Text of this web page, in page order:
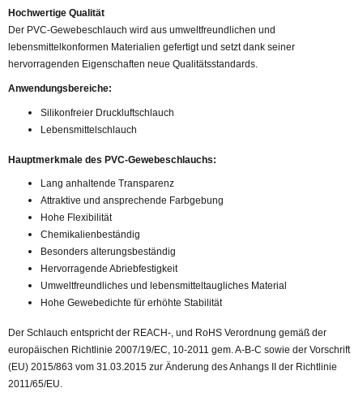
Hochwertige Qualität
Der PVC-Gewebeschlauch wird aus umweltfreundlichen und
lebensmittelkonformen Materialien gefertigt und setzt dank seiner
hervorragenden Eigenschaften neue Qualitätsstandards.
Anwendungsbereiche:
Silikonfreier Druckluftschlauch
Lebensmittelschlauch
Hauptmerkmale des PVC-Gewebeschlauchs:
Lang anhaltende Transparenz
Attraktive und ansprechende Farbgebung
Hohe Flexibilität
Chemikalienbeständig
Besonders alterungsbeständig
Hervorragende Abriebfestigkeit
Umweltfreundliches und lebensmitteltaugliches Material
Hohe Gewebedichte für erhöhte Stabilität
Der Schlauch entspricht der REACH-, und RoHS Verordnung gemäß der
europäischen Richtlinie 2007/19/EC, 10-2011 gem. A-B-C sowie der Vorschrift
(EU) 2015/863 vom 31.03.2015 zur Änderung des Anhangs II der Richtlinie
2011/65/EU.